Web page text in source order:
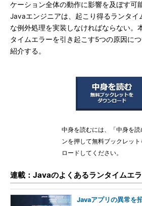
ケーション全体の動作に影響を及ぼす可
Javaエンジニアは、起こり得るランタイ
な例外処理を実装しなければならない。
タイムエラーを引き起こす5つの原因に
紹介する。
中身を読むには、「中身を読
ンを押して無料ブックレット
ロードしてください。
連載：Javaのよくあるランタイムエ
Javaアプリの異常を